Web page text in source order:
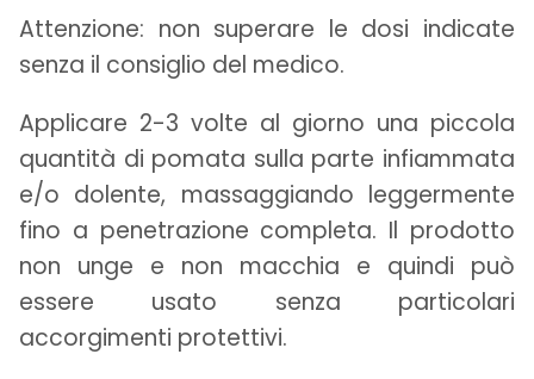
Attenzione: non superare le dosi indicate
senza il consiglio del medico.
Applicare 2-3 volte al giorno una piccola
quantità di pomata sulla parte infiammata
e/o dolente, massaggiando leggermente
fino a penetrazione completa. Il prodotto
non unge e non macchia e quindi può
essere usato senza particolari
accorgimenti protettivi.